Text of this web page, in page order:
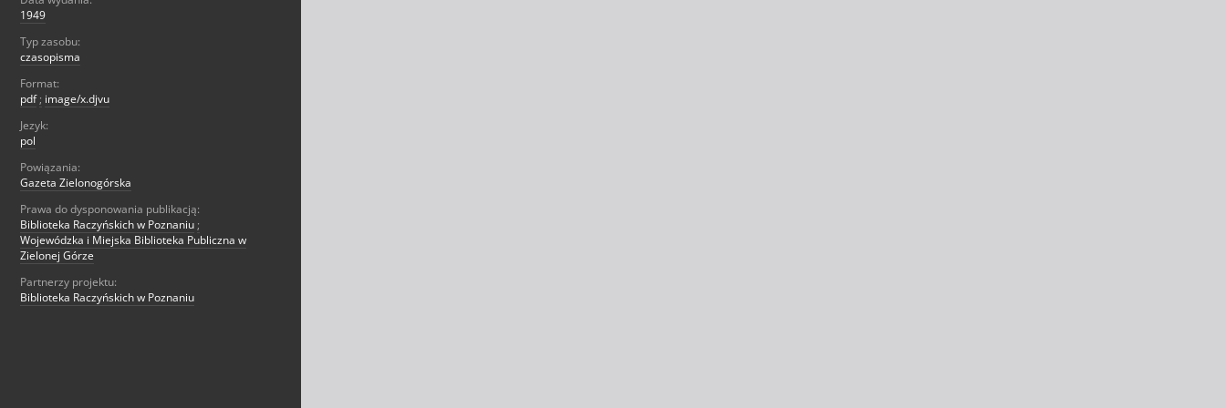
1949
Typ zasobu:
czasopisma
Format:
pdf ; image/x.djvu
Jezyk:
pol
Powiązania:
Gazeta Zielonogórska
Prawa do dysponowania publikacją:
Biblioteka Raczyńskich w Poznaniu ;
Wojewódzka i Miejska Biblioteka Publiczna w
Zielonej Górze
Partnerzy projektu:
Biblioteka Raczyńskich w Poznaniu